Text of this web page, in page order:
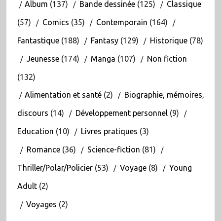
Album (137) Bande dessinée(125) Classique
(57) Comics (35) Contemporain (164)
Fantastique(188) Fantasy(129) Historique(78)
Jeunesse(174) Manga (107) Non fiction
(132)
Alimentation et santé(2) Biographie, mémoires,
discours (14) Développement personnel(9)
Education (10) Livres pratiques (3)
Romance(36) Science-fiction (81)
Thriller/Polar/Policier(53) Voyage(8) Young
Adult(2)
Voyages (2)